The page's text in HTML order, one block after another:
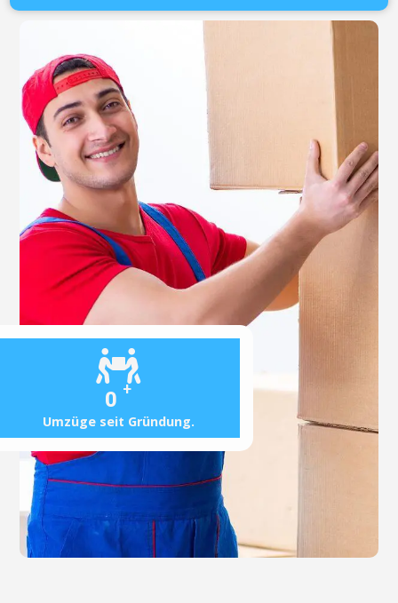
0 +
Umzüge seit Gründung.